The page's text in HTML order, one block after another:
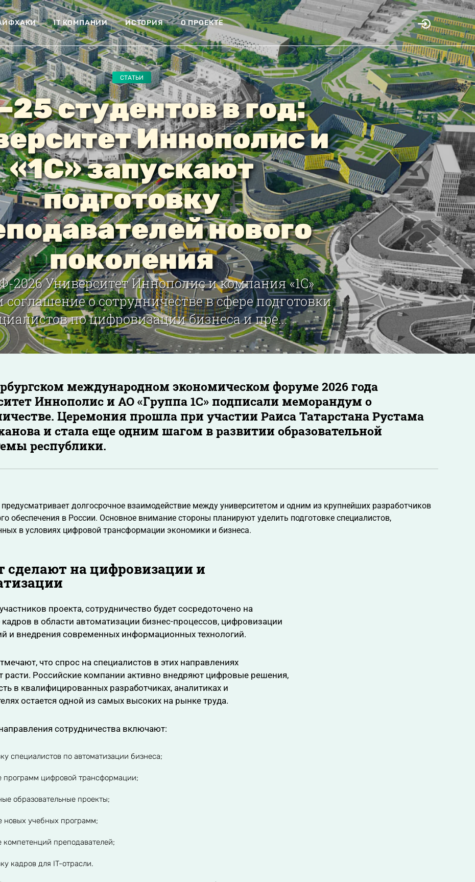
IT КОМПАНИИ ИСТОРИЯ О ПРОЕКТЕ
СТАТЬИ
студентов в год:
Иннополис и
«1С» запускают
подготовку
нового
поколения
2026 Университет Иннополис и компания «1С»
о сотрудничестве в сфере подготовки
по цифровизации бизнеса и пре...
международном экономическом форуме 2026 года
Иннополис и АО «Группа 1С» подписали меморандум о
Церемония прошла при участии Раиса Татарстана Рустама
и стала еще одним шагом в развитии образовательной
республики.
долгосрочное взаимодействие между университетом и одним из крупнейших разработчиков
обеспечения в России. Основное внимание стороны планируют уделить подготовке специалистов,
в условиях цифровой трансформации экономики и бизнеса.
сделают на цифровизации и
проекта, сотрудничество будет сосредоточено на
кадров в области автоматизации бизнес-процессов, цифровизации
и внедрения современных информационных технологий.
что спрос на специалистов в этих направлениях
расти. Российские компании активно внедряют цифровые решения,
в квалифицированных разработчиках, аналитиках и
остается одной из самых высоких на рынке труда.
сотрудничества включают:
специалистов по автоматизации бизнеса;
программ цифровой трансформации;
образовательные проекты;
новых учебных программ;
компетенций преподавателей;
кадров для IT-отрасли.